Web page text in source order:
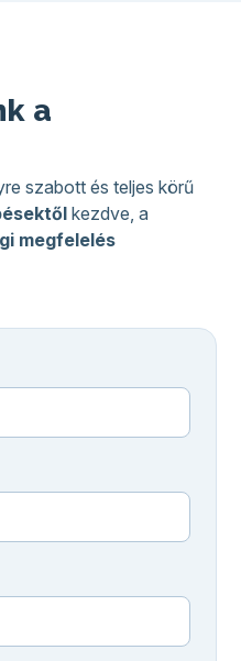
a
szabott és teljes körű
kezdve, a
megfelelés